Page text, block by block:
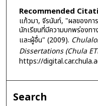
Recommended
แก้วมา, จีรนันท์, "ผลของกา
นักเรียนที่มีความบกพร่องท
และผู้อื่น" (2009).
Dissertations (Chula
https://
Search